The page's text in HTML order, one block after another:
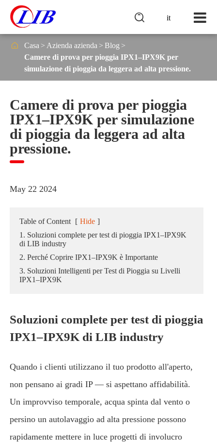
it

 Casa Azienda azienda
Blog
Camere di prova per pioggia IPX1–IPX9K per
simulazione di pioggia da leggera ad alta pressione.
Camere di prova per pioggia
IPX1–IPX9K per simulazione
di pioggia da leggera ad alta
pressione.
May 22 2024
Table of Content [ Hide ]
1. Soluzioni complete per test di pioggia IPX1–IPX9K
di LIB industry
2. Perché Coprire IPX1–IPX9K è Importante
3. Soluzioni Intelligenti per Test di Pioggia su Livelli
IPX1–IPX9K
Soluzioni complete per test di pioggia
IPX1–IPX9K di LIB industry
Quando i clienti utilizzano il tuo prodotto all'aperto,
non pensano ai gradi IP — si aspettano affidabilità.
Un improvviso temporale, acqua spinta dal vento o
persino un autolavaggio ad alta pressione possono
rapidamente mettere in luce progetti di involucro